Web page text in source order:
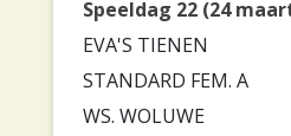
Speeldag 22 (24
EVA'S TIENEN
STANDARD FEM. A
WS. WOLUWE